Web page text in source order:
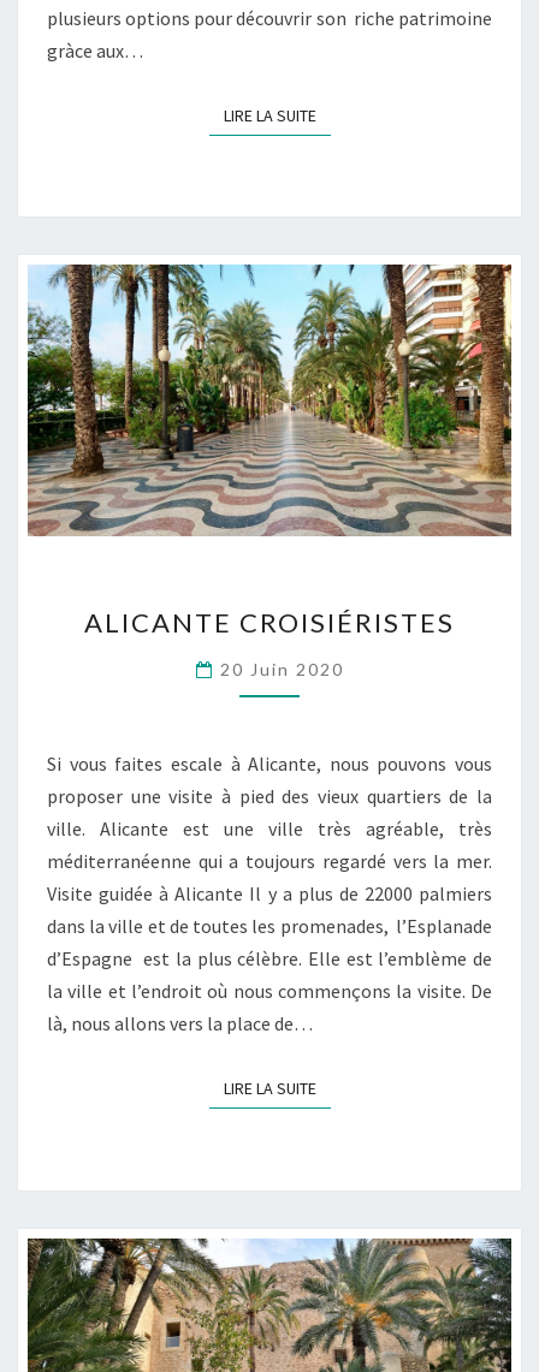
plusieurs options pour découvrir son riche patrimoine
gràce aux…
LIRE LA SUITELIRE LA SUITE
CROISIÉRISTES
ALICANTE CROISIÉRISTES
20 Juin 2020
Si vous faites escale à Alicante, nous pouvons vous
proposer une visite à pied des vieux quartiers de la
ville. Alicante est une ville très agréable, très
méditerranéenne qui a toujours regardé vers la mer.
Visite guidée à Alicante Il y a plus de 22000 palmiers
dans la ville et de toutes les promenades, l’Esplanade
d’Espagne est la plus célèbre. Elle est l’emblème de
la ville et l’endroit où nous commençons la visite. De
là, nous allons vers la place de…
LIRE LA SUITELIRE LA SUITE